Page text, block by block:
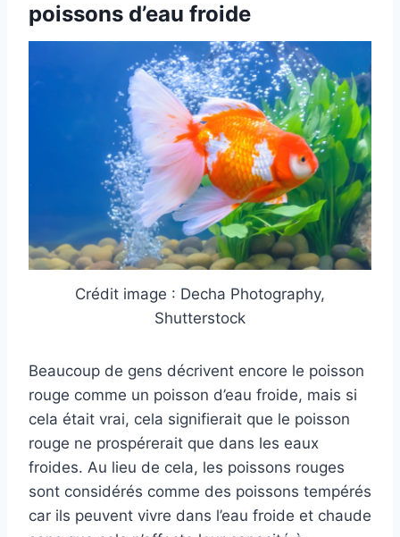
poissons d’eau froide
Crédit image : Decha Photography,
Shutterstock
Beaucoup de gens décrivent encore le poisson
rouge comme un poisson d’eau froide, mais si
cela était vrai, cela signifierait que le poisson
rouge ne prospérerait que dans les eaux
froides. Au lieu de cela, les poissons rouges
sont considérés comme des poissons tempérés
car ils peuvent vivre dans l’eau froide et chaude